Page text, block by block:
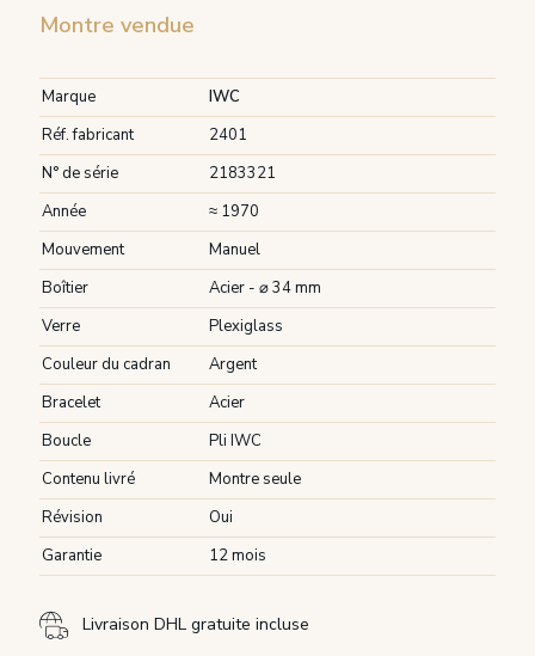
Montre vendue
Marque
IWC
Réf. fabricant
2401
N° de série
2183321
Année
≈ 1970
Mouvement
Manuel
Boîtier
Acier - ⌀ 34 mm
Verre
Plexiglass
Couleur du cadran
Argent
Bracelet
Acier
Boucle
Pli IWC
Contenu livré
Montre seule
Révision
Oui
Garantie
12 mois
Livraison DHL gratuite incluse